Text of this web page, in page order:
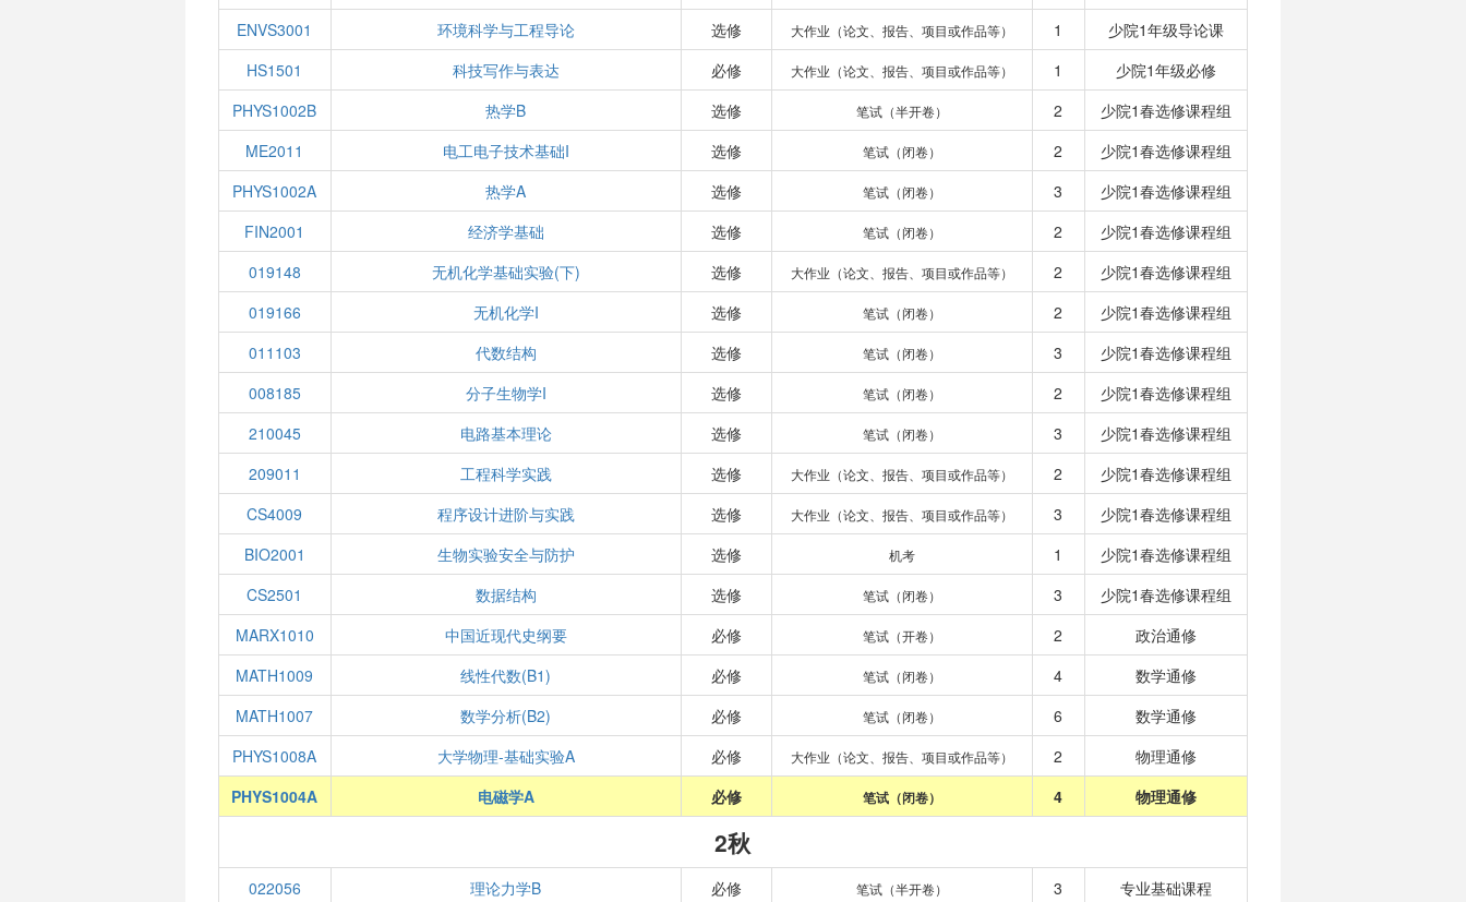
ENVS3001
环境科学与工程导论 选修 大作业（论文、报告、项目或作品等） 1
少院1年级导论课
HS1501
科技写作与表达 必修 大作业（论文、报告、项目或作品等） 1
少院1年级必修
PHYS1002B
热学B 选修 笔试（半开卷） 2
少院1春选修课程组
ME2011
电工电子技术基础I 选修 笔试（闭卷） 2
少院1春选修课程组
PHYS1002A
热学A 选修 笔试（闭卷） 3
少院1春选修课程组
FIN2001
经济学基础 选修 笔试（闭卷） 2
少院1春选修课程组
019148
无机化学基础实验(下) 选修 大作业（论文、报告、项目或作品等） 2
少院1春选修课程组
019166
无机化学I 选修 笔试（闭卷） 2
少院1春选修课程组
011103
代数结构 选修 笔试（闭卷） 3
少院1春选修课程组
008185
分子生物学I 选修 笔试（闭卷） 2
少院1春选修课程组
210045
电路基本理论 选修 笔试（闭卷） 3
少院1春选修课程组
209011
工程科学实践 选修 大作业（论文、报告、项目或作品等） 2
少院1春选修课程组
CS4009
程序设计进阶与实践 选修 大作业（论文、报告、项目或作品等） 3
少院1春选修课程组
BIO2001
生物实验安全与防护 选修 机考 1
少院1春选修课程组
CS2501
数据结构 选修 笔试（闭卷） 3
少院1春选修课程组
MARX1010
中国近现代史纲要 必修 笔试（开卷） 2
政治通修
MATH1009
线性代数(B1) 必修 笔试（闭卷） 4
数学通修
MATH1007
数学分析(B2) 必修 笔试（闭卷） 6
数学通修
PHYS1008A
大学物理-基础实验A 必修 大作业（论文、报告、项目或作品等） 2
物理通修
PHYS1004A
电磁学A 必修 笔试（闭卷） 4 物理通修
2秋
022056 理论力学B 必修 笔试（半开卷） 3
专业基础课程